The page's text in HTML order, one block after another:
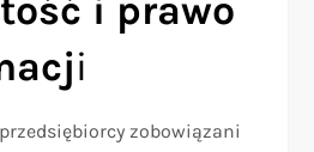
i prawo
i
zobowiązani